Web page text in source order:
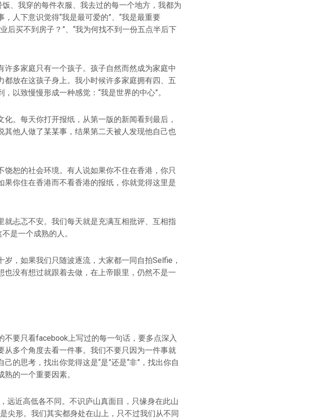
、我穿的每件衣服、我去过的每一个地方，我都为
人下意识觉得“我是最可爱的”、“我是最重要
后买不到房子？”、“我为何找不到一份五点半后下
多家庭只有一个孩子。孩子自然而然成为家庭中
放在这孩子身上。我小时候许多家庭拥有四、五
以致慢慢形成一种感觉：“我是世界的中心”。
。每天你打开报纸，从第一版的新闻看到最后，
他人做了某某事，结果第二天被人发现他自己也
恕的社会环境。有人说如果你不住在香港，你只
你住在香港而不看香港的报纸，你就觉得这里是
忐忑不安。我们每天就是充满互相批评、互相指
是一个成熟的人。
，如果我们只随波逐流，大家都一同自拍Selfie，
没有想过就跟着去做，在上帝眼里，仍然不是一
要只看facebook上写过的每一句话，要多点深入
多个角度去看一件事。我们不要只因为一件事就
的思考，找出你觉得这是“是”还是“非”，找出你自
的一个重要因素。
远近高低各不同。不识庐山真面目，只缘身在此山
尖形。我们其实都身处在山上，只不过我们从不同